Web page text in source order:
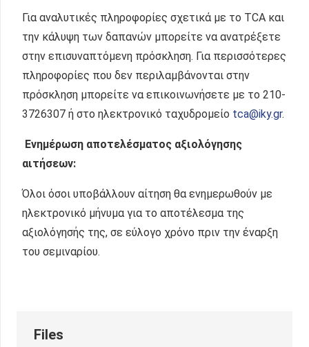
Για αναλυτικές πληροφορίες σχετικά με το TCA και
την κάλυψη των δαπανών μπορείτε να ανατρέξετε
στην επισυναπτόμενη πρόσκληση. Για περισσότερες
πληροφορίες που δεν περιλαμβάνονται στην
πρόσκληση μπορείτε να επικοινωνήσετε με το 210-
3726307 ή στο ηλεκτρονικό ταχυδρομείο tca@iky.gr.
Ενημέρωση αποτελέσματος αξιολόγησης
αιτήσεων:
Όλοι όσοι υποβάλλουν αίτηση θα ενημερωθούν με
ηλεκτρονικό μήνυμα για το αποτέλεσμα της
αξιολόγησής της, σε εύλογο χρόνο πριν την έναρξη
του σεμιναρίου.